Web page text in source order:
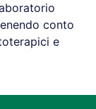
conto
e